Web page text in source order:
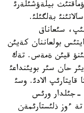
بيلةؤشئلةرئ
بةلگئلئ.
سئعاناق
بولعاننان كةيئن
قيئن ةمةس. تةك
حان سئر بويئنداعئ
قايتارئپ الادئ. وسئ
جاعدايلاردئ ةسكةرة كةلة، 1428-1446 -جئلدار ورئس
ءوز ذلئستارئمةن